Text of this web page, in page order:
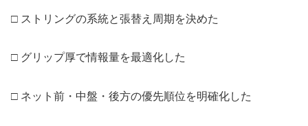
□ ストリングの系統と張替え周期を決めた
□ グリップ厚で情報量を最適化した
□ ネット前・中盤・後方の優先順位を明確化した